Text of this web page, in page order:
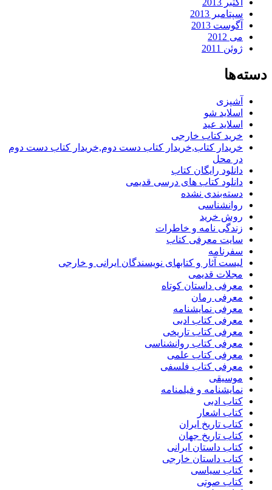
اکتبر 2013
سپتامبر 2013
آگوست 2013
می 2012
ژوئن 2011
دسته‌ها
آشپزی
اسلاید شو
اسلاید عید
خرید کتاب خارجی
خریدار کتاب,خریدار کتاب دست دوم,خریدار کتاب دست دوم
در محل
دانلود رایگان کتاب
دانلود کتاب های درسی قدیمی
دسته‌بندی نشده
روانشناسی
روش خرید
زندگی نامه و خاطرات
سایت معرفی کتاب
سفرنامه
لیست آثار و کتابهای نویسندگان ایرانی و خارجی
مجلات قدیمی
معرفی داستان کوتاه
معرفی رمان
معرفی نمایشنامه
معرفی کتاب ادبی
معرفی کتاب تاریخی
معرفی کتاب روانشناسی
معرفی کتاب علمی
معرفی کتاب فلسفی
موسیقی
نمایشنامه و فیلمنامه
کتاب ادبی
کتاب اشعار
کتاب تاریخ ایران
کتاب تاریخ جهان
کتاب داستان ایرانی
کتاب داستان خارجی
کتاب سیاسی
کتاب صوتی